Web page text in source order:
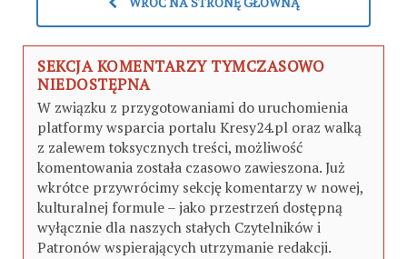
SEKCJA KOMENTARZY TYMCZASOWO
NIEDOSTĘPNA
W związku z przygotowaniami do uruchomienia
platformy wsparcia portalu Kresy24.pl oraz walką
z zalewem toksycznych treści, możliwość
komentowania została czasowo zawieszona. Już
wkrótce przywrócimy sekcję komentarzy w nowej,
kulturalnej formule – jako przestrzeń dostępną
wyłącznie dla naszych stałych Czytelników i
Patronów wspierających utrzymanie redakcji.